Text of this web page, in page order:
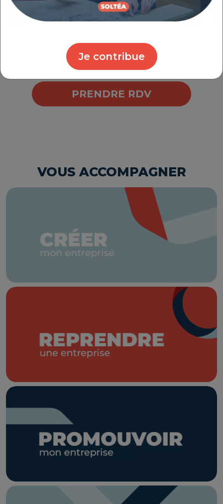
Je contribue
PARTENAIRE
PRENDRE RDV
VOUS ACCOMPAGNER